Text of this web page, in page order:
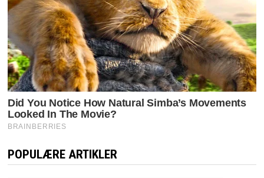
POPULÆRE ARTIKLER